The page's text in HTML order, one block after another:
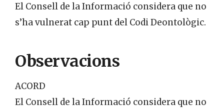
El Consell de la Informació considera que no
s’ha vulnerat cap punt del Codi Deontològic.
Observacions
ACORD
El Consell de la Informació considera que no